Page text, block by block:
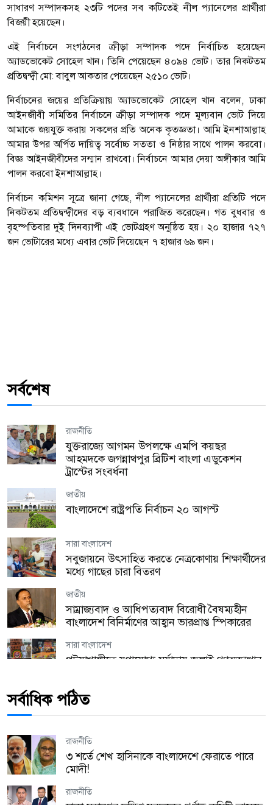
সাধারণ সম্পাদকসহ ২৩টি পদের সব কটিতেই নীল প্যানেলের প্রার্থীরা
বিজয়ী হয়েছেন।
এই নির্বাচনে সংগঠনের ক্রীড়া সম্পাদক পদে নির্বাচিত হয়েছেন
অ্যাডভোকেট সোহেল খান। তিনি পেয়েছেন ৪০৯৪ ভোট। তার নিকটতম
প্রতিদ্বন্দ্বী মো: বাবুল আকতার পেয়েছেন ২৫১০ ভোট।
নির্বাচনের জয়ের প্রতিক্রিয়ায় অ্যাডভোকেট সোহেল খান বলেন, ঢাকা
আইনজীবী সমিতির নির্বাচনে ক্রীড়া সম্পাদক পদে মূল্যবান ভোট দিয়ে
আমাকে জয়যুক্ত করায় সকলের প্রতি অনেক কৃতজ্ঞতা। আমি ইনশাআল্লাহ
আমার উপর অর্পিত দায়িত্ব সর্বোচ্চ সততা ও নিষ্ঠার সাথে পালন করবো।
বিজ্ঞ আইনজীবীদের সন্মান রাখবো। নির্বাচনে আমার দেয়া অঙ্গীকার আমি
পালন করবো ইনশাআল্লাহ।
নির্বাচন কমিশন সূত্রে জানা গেছে, নীল প্যানেলের প্রার্থীরা প্রতিটি পদে
নিকটতম প্রতিদ্বন্দ্বীদের বড় ব্যবধানে পরাজিত করেছেন। গত বুধবার ও
বৃহস্পতিবার দুই দিনব্যাপী এই ভোটগ্রহণ অনুষ্ঠিত হয়। ২০ হাজার ৭২৭
জন ভোটারের মধ্যে এবার ভোট দিয়েছেন ৭ হাজার ৬৯ জন।
সর্বশেষ
রাজনীতি
যুক্তরাজ্যে আগমন উপলক্ষে এমপি কয়ছর
আহমদকে জগন্নাথপুর ব্রিটিশ বাংলা এডুকেশন
ট্রাস্টের সংবর্ধনা
জাতীয়
বাংলাদেশে রাষ্ট্রপতি নির্বাচন ২০ আগস্ট
সারা বাংলাদেশ
সবুজায়নে উৎসাহিত করতে নেত্রকোণায় শিক্ষার্থীদের
মধ্যে গাছের চারা বিতরণ
জাতীয়
সাম্রাজ্যবাদ ও আধিপত্যবাদ বিরোধী বৈষম্যহীন
বাংলাদেশ বিনির্মাণের আহ্বান ভারপ্রাপ্ত স্পিকারের
সারা বাংলাদেশ
পটুয়াখালীতে যথাযোগ্য মর্যাদায় জুলাই গণঅভ্যুত্থান
যুক্তরাজ্য
হ্যারিঙ্গে কাউন্সিল উৎসবের প্রস্তুতি সভা অনুষ্ঠিত!
যুক্তরাজ্য
লন্ডনে অবৈধ কর্মীদের বিরুদ্ধে বড় অভিযান, এক
বছরে গ্রেপ্তার ২,১৭২
প্রবাস
সর্বাধিক পঠিত
রাজনীতি
৩ শর্তে শেখ হাসিনাকে বাংলাদেশে ফেরাতে পারে
মোদী!
রাজনীতি